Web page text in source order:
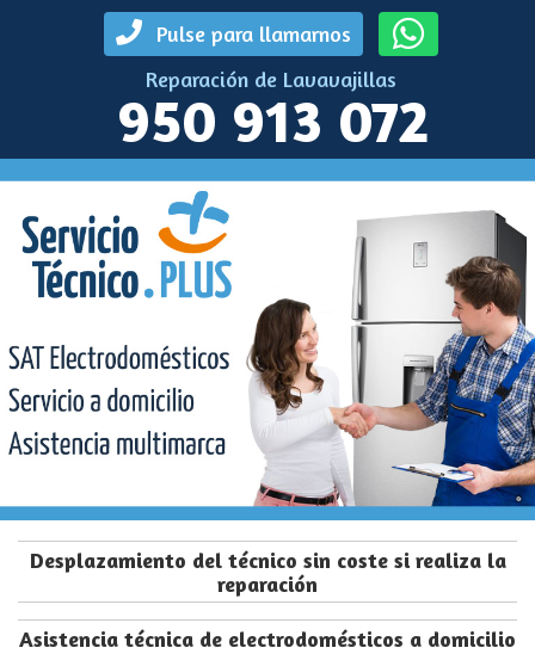
Pulse para llamarnos
Reparación de Lavavajillas
950 913 072
Desplazamiento del técnico sin coste si realiza la
reparación
Asistencia técnica de electrodomésticos a domicilio